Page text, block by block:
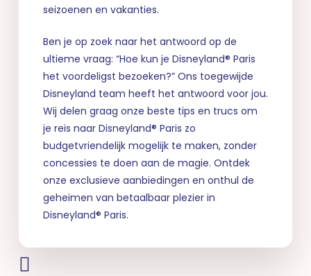
seizoenen en vakanties.
Ben je op zoek naar het antwoord op de
ultieme vraag: “Hoe kun je Disneyland® Paris
het voordeligst bezoeken?” Ons toegewijde
Disneyland team heeft het antwoord voor jou.
Wij delen graag onze beste tips en trucs om
je reis naar Disneyland® Paris zo
budgetvriendelijk mogelijk te maken, zonder
concessies te doen aan de magie. Ontdek
onze exclusieve aanbiedingen en onthul de
geheimen van betaalbaar plezier in
Disneyland® Paris.